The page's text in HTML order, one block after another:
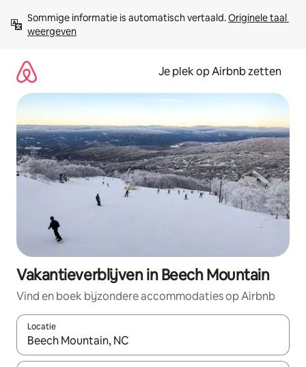
direct
naar
Sommige informatie is automatisch vertaald. Originele taal
weergeven
Je plek op Airbnb zetten
Vakantieverblijven in Beech Mountain
Vind en boek bijzondere accommodaties op Airbnb
Locatie
Wanneer er resultaten beschikbaar zijn, maak je een keuze